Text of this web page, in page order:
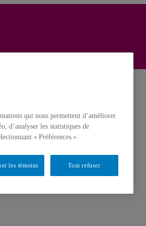
qui nous permettent d’améliorer
d’analyser les statistiques de
« Préférences ».
Tout refuser
les témoins